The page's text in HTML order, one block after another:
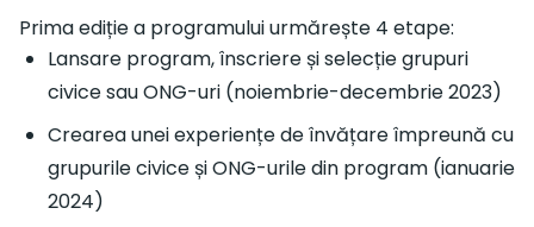
Prima ediție a programului urmărește 4 etape:
Lansare program, înscriere și selecție grupuri
civice sau ONG-uri (noiembrie-decembrie 2023)
Crearea unei experiențe de învățare împreună cu
grupurile civice și ONG-urile din program (ianuarie
2024)